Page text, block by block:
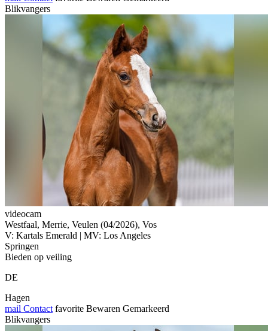
Blikvangers
videocam
Westfaal, Merrie, Veulen (04/2026), Vos
V: Kartals Emerald | MV: Los Angeles
Springen
Bieden op veiling
DE
Hagen
mail Contact favorite Bewaren Gemarkeerd
Blikvangers